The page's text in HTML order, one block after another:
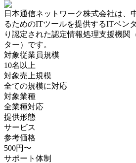
日本通信ネットワーク株式会社は、
るためのITツールを提供するITベン
り認定された認定情報処理支援機関
ター）です。
対象従業員規模
10名以上
対象売上規模
全ての規模に対応
対象業種
全業種対応
提供形態
サービス
参考価格
500円〜
サポート体制